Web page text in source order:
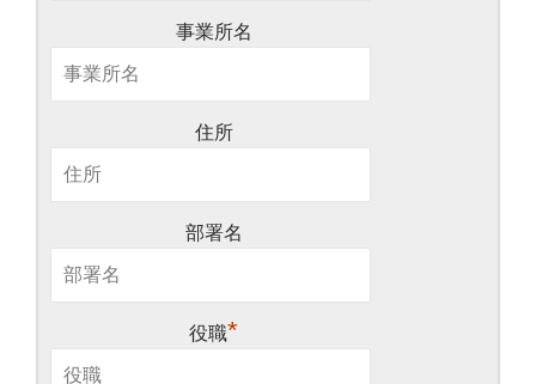
事業所名
住所
部署名
役職*